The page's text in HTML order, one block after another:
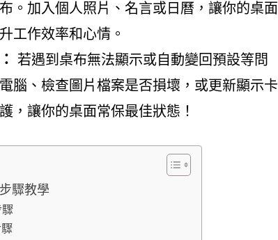
。加入個人照片、名言或日曆，讓你的桌面
工作效率和心情。
若遇到桌布無法顯示或自動變回預設等問
腦、檢查圖片檔案是否損壞，或更新顯示卡
，讓你的桌面常保最佳狀態！
驟教學
驟